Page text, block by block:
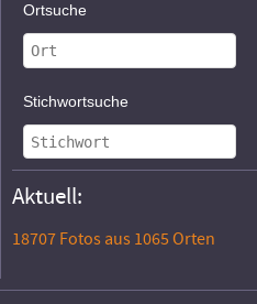
Ortsuche
Stichwortsuche
Aktuell:
18707 Fotos aus 1065 Orten